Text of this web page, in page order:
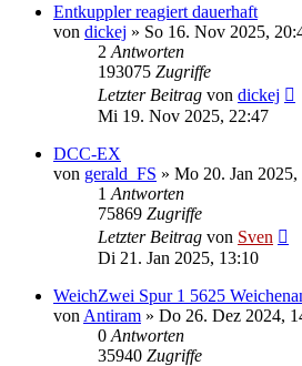
Entkuppler reagiert dauerhaft
von dickej » So 16. Nov 2025,
2 Antworten
193075 Zugriffe
Letzter Beitrag von dickej
Mi 19. Nov 2025, 22:47
DCC-EX
von gerald_FS » Mo 20. Jan 2025,
1 Antworten
75869 Zugriffe
Letzter Beitrag von Sven
Di 21. Jan 2025, 13:10
WeichZwei Spur 1 5625
von Antiram » Do 26. Dez 2024,
0 Antworten
35940 Zugriffe